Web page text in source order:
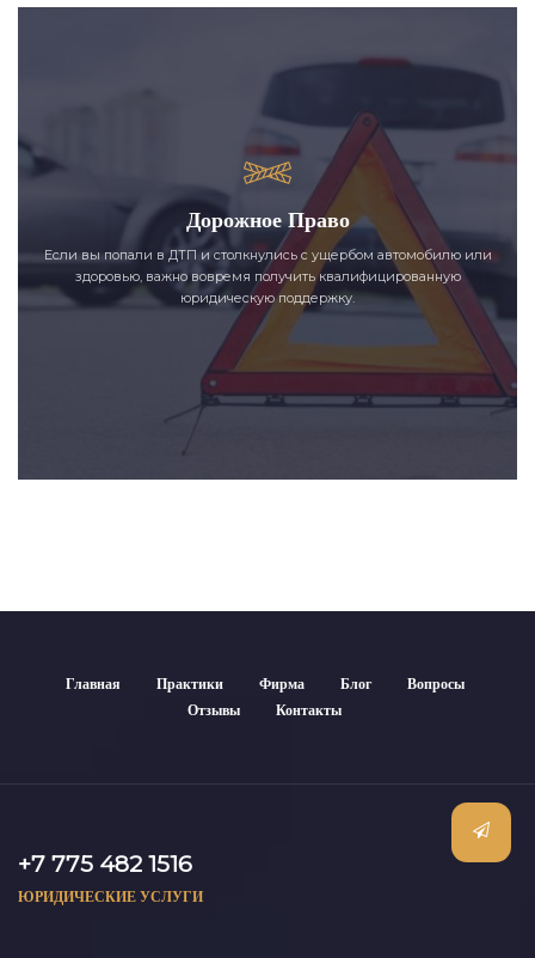
Дорожное Право
Если вы попали в ДТП и столкнулись с ущербом автомобилю или
здоровью, важно вовремя получить квалифицированную
юридическую поддержку.
Главная Практики Фирма Блог
Вопросы
Отзывы
Контакты
+7 775 482 1516
ЮРИДИЧЕСКИЕ УСЛУГИ